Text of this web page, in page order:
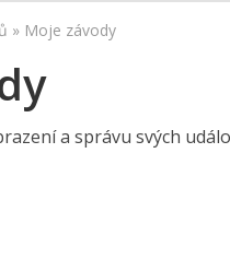
» Moje závody
a správu svých